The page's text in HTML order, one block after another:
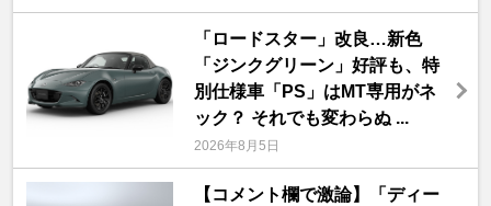
「ロードスター」改良…新色
「ジンクグリーン」好評も、特
別仕様車「PS」はMT専用がネ
ック？ それでも変わらぬ ...
2026年8月5日
【コメント欄で激論】「ディー